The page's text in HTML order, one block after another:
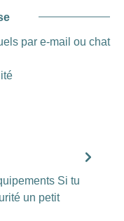
par e-mail ou chat
Si tu
un petit